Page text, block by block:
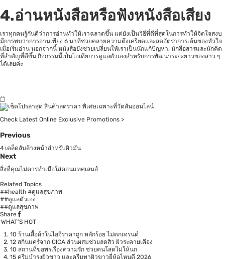
4.อ่านหนังสือหรือฟังหนังสือเสียง
เราทุกคนรู้กันดีว่าการอ่านทำให้เราฉลาดขึ้น แต่ยังเป็นวิธีที่ดีที่สุดในการทำให้จิตใจสงบ
มีการพบว่าการอ่านเพียง 6 นาทีช่วยคลายความตึงเครียดและลดอัตราการเต้นของหัวใจ
เมื่อเริ่มอ่าน นอกจากนี้ หนังสือยังช่วยเปลี่ยนให้เราเป็นนักแก้ปัญหา, นักสื่อสารและนักคิด
ที่สำคัญที่ดีขึ้น กิจกรรมนี้เป็นไอเดียการดูแลตัวเองสำหรับการพัฒนาระยะยาวของสาว ๆ
ได้เลยค่ะ
Check Latest Online Exclusive Promotions >
Previous
4 เคล็ดลับล้างหน้าสำหรับผิวมัน
Next
สิ่งที่คุณไม่ควรทำเมื่อใส่คอนแทคเลนส์
Related Topics
##health #ดูแลสุขภาพ
##ดูแลตัวเอง
##ดูแลสุขภาพ
Share
WHAT’S HOT
10 ร้านเสื้อผ้าในไอจีราคาถูก หลักร้อย ไม่ตกเทรนด์
12 สกินแคร์จาก CICA ส่วนผสมช่วยลดสิว ผิวระคายเคือง
10 สถานที่ขอพรเรื่องความรัก ช่วยคนโสดไม่ให้นก
15 ครีมบำรุงผิวขาว และครีมทาผิวขาวยี่ห้อไหนดี 2026